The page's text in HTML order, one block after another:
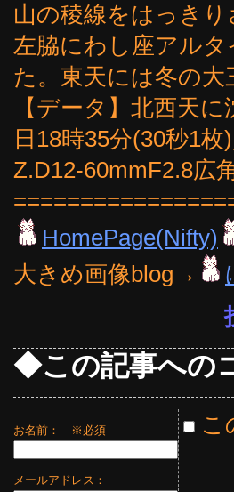
山の稜線をはっき
左脇にわし座アル
た。東天には冬の
【データ】北西天
日18時35分(30秒1
Z.D12-60mmF2.8広
HomePage(Nifty)
大きめ画像blog→
◆この記事への
お名前： ※必須
メールアドレス：
こ